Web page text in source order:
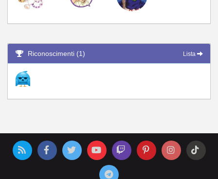
Riconoscimenti (1) Lista